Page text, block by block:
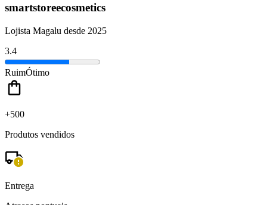
smartstoreecosmetics
Lojista Magalu desde 2025
3.4
RuimÓtimo
+500
Produtos vendidos
Entrega